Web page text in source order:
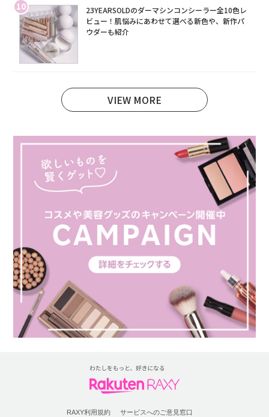
10
23YEARSOLDのダーマシンコンシーラー全10色レ
ビュー！肌悩みにあわせて選べる新色や、新作パ
ウダーも紹介
VIEW MORE
RAXY利用規約 サービスへのご意見窓口